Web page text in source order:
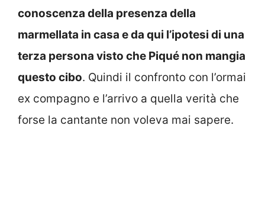
conoscenza della presenza della
marmellata in casa e da qui l’ipotesi di una
terza persona visto che Piqué non mangia
questo cibo. Quindi il confronto con l’ormai
ex compagno e l’arrivo a quella verità che
forse la cantante non voleva mai sapere.